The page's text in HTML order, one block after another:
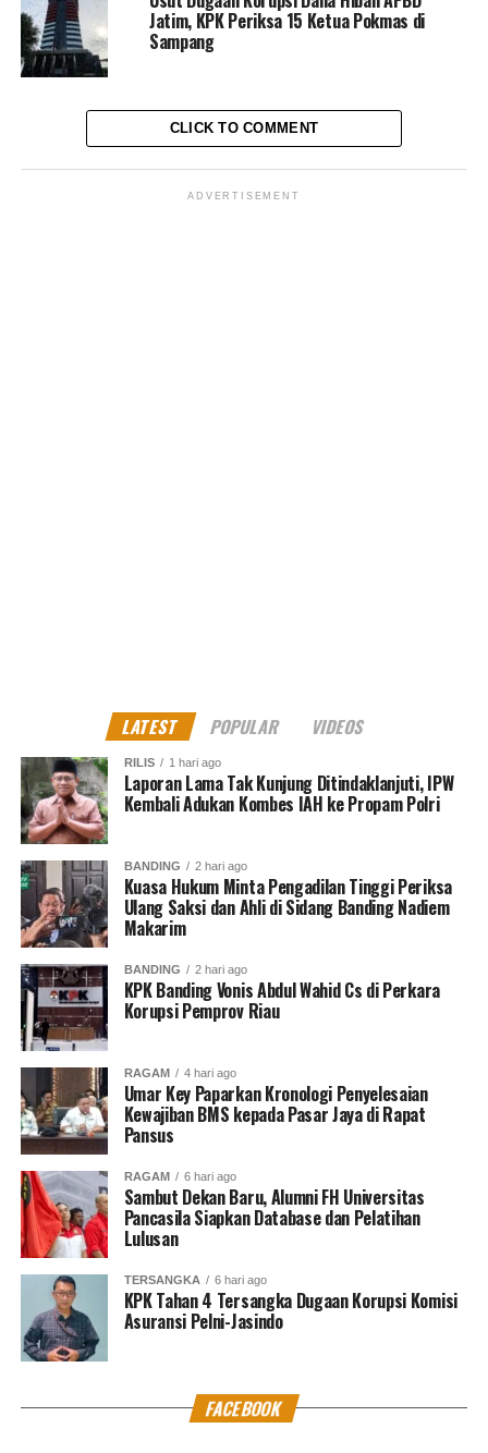
North Jakarta Journalist
Jatim, KPK Periksa 15 Ketua Pokmas di
Sampang
CLICK TO COMMENT
ADVERTISEMENT
LATEST POPULAR VIDEOS
RILIS 1 hari ago
Laporan Lama Tak Kunjung Ditindaklanjuti, IPW
Kembali Adukan Kombes IAH ke Propam Polri
BANDING 2 hari ago
Kuasa Hukum Minta Pengadilan Tinggi Periksa
Ulang Saksi dan Ahli di Sidang Banding Nadiem
Makarim
BANDING 2 hari ago
KPK Banding Vonis Abdul Wahid Cs di Perkara
Korupsi Pemprov Riau
RAGAM 4 hari ago
Umar Key Paparkan Kronologi Penyelesaian
Kewajiban BMS kepada Pasar Jaya di Rapat
Pansus
RAGAM 6 hari ago
Sambut Dekan Baru, Alumni FH Universitas
Pancasila Siapkan Database dan Pelatihan
Lulusan
TERSANGKA 6 hari ago
KPK Tahan 4 Tersangka Dugaan Korupsi Komisi
Asuransi Pelni-Jasindo
FACEBOOK